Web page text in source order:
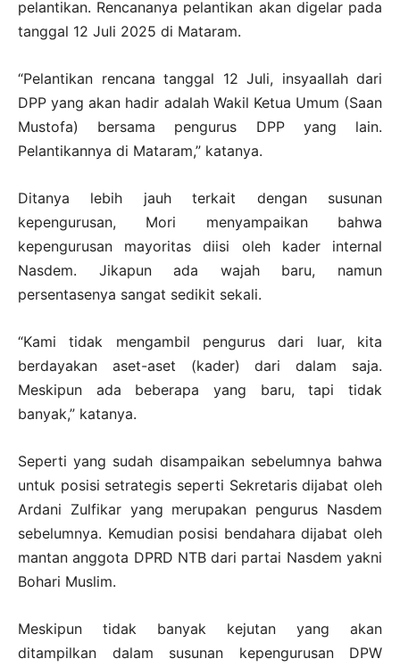
pelantikan. Rencananya pelantikan akan digelar pada
tanggal 12 Juli 2025 di Mataram.
“Pelantikan rencana tanggal 12 Juli, insyaallah dari
DPP yang akan hadir adalah Wakil Ketua Umum (Saan
Mustofa) bersama pengurus DPP yang lain.
Pelantikannya di Mataram,” katanya.
Ditanya lebih jauh terkait dengan susunan
kepengurusan, Mori menyampaikan bahwa
kepengurusan mayoritas diisi oleh kader internal
Nasdem. Jikapun ada wajah baru, namun
persentasenya sangat sedikit sekali.
“Kami tidak mengambil pengurus dari luar, kita
berdayakan aset-aset (kader) dari dalam saja.
Meskipun ada beberapa yang baru, tapi tidak
banyak,” katanya.
Seperti yang sudah disampaikan sebelumnya bahwa
untuk posisi setrategis seperti Sekretaris dijabat oleh
Ardani Zulfikar yang merupakan pengurus Nasdem
sebelumnya. Kemudian posisi bendahara dijabat oleh
mantan anggota DPRD NTB dari partai Nasdem yakni
Bohari Muslim.
Meskipun tidak banyak kejutan yang akan
ditampilkan dalam susunan kepengurusan DPW